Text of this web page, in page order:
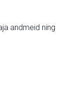
andmeid ning